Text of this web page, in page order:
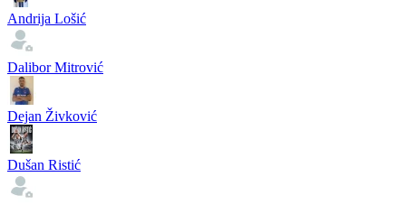
Andrija Lošić
Dalibor Mitrović
Dejan Živković
Dušan Ristić